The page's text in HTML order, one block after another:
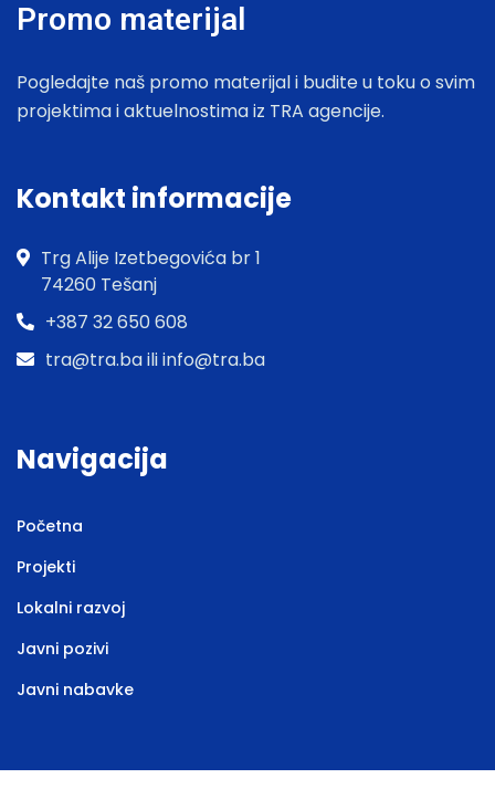
Promo materijal
Pogledajte naš promo materijal i budite u toku o svim
projektima i aktuelnostima iz TRA agencije.
Kontakt informacije
Trg Alije Izetbegovića br 1
74260 Tešanj
+387 32 650 608
tra@tra.ba ili info@tra.ba
Navigacija
Početna
Projekti
Lokalni razvoj
Javni pozivi
Javni nabavke